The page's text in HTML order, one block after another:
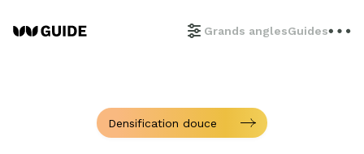
Grands anglesGuides
Densification douce